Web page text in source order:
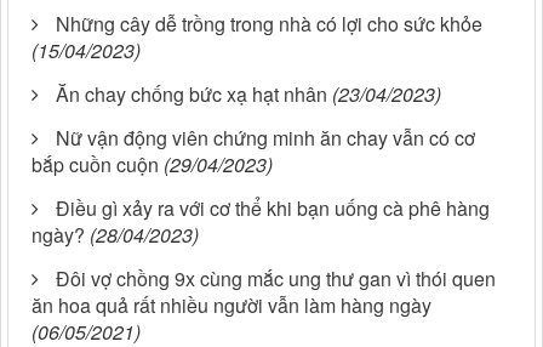
Những cây dễ trồng trong nhà có lợi cho sức khỏe
(15/04/2023)
Ăn chay chống bức xạ hạt nhân (23/04/2023)
Nữ vận động viên chứng minh ăn chay vẫn có cơ
bắp cuồn cuộn (29/04/2023)
Điều gì xảy ra với cơ thể khi bạn uống cà phê hàng
ngày? (28/04/2023)
Đôi vợ chồng 9x cùng mắc ung thư gan vì thói quen
ăn hoa quả rất nhiều người vẫn làm hàng ngày
(06/05/2021)